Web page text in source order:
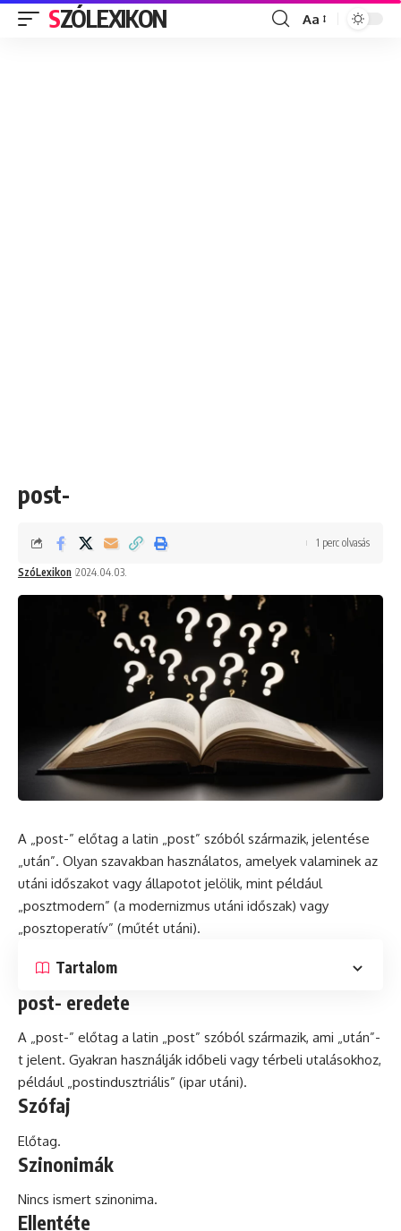
SZÓLEXIKON
Font
Aa
post-
SzóLexikon 2024.04.03.
1 perc olvasás
A „post-” előtag a latin „post” szóból származik, jelentése
„után”. Olyan szavakban használatos, amelyek valaminek az
utáni időszakot vagy állapotot jelölik, mint például
„posztmodern” (a modernizmus utáni időszak) vagy
„posztoperatív” (műtét utáni).
Tartalom
post- eredete
A „post-” előtag a latin „post” szóból származik, ami „után”-
t jelent. Gyakran használják időbeli vagy térbeli utalásokhoz,
például „postindusztriális” (ipar utáni).
Szófaj
Előtag.
Szinonimák
Nincs ismert szinonima.
Ellentéte